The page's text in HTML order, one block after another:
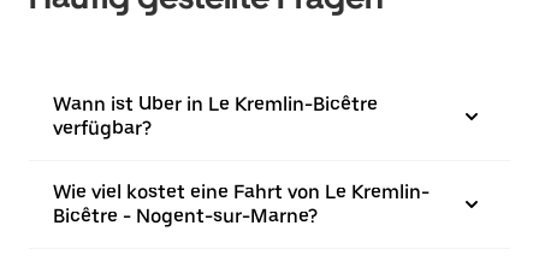
Wann ist Uber in Le Kremlin-Bicêtre
verfügbar?
Wie viel kostet eine Fahrt von Le Kremlin-
Bicêtre - Nogent-sur-Marne?